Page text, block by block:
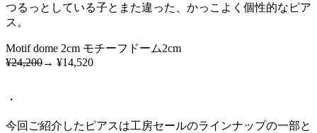
つるっとしている子とまた違った、かっこよく個性的なピア
ス。
Motif dome 2cm モチーフドーム2cm
¥24,200→ ¥14,520
・
今回ご紹介したピアスは工房セールのラインナップの一部と